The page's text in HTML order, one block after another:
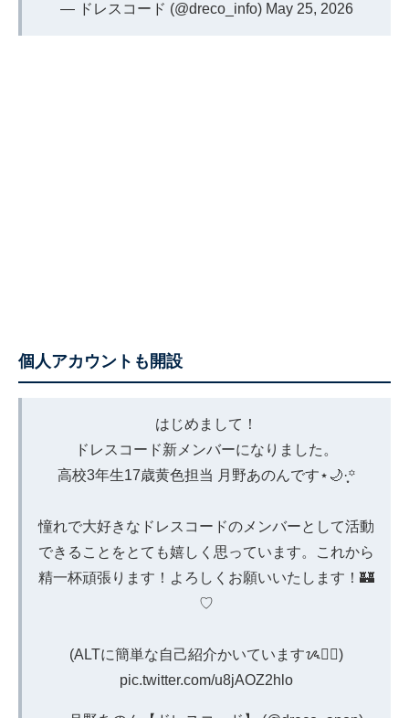
— ドレスコード (@dreco_info) May 25, 2026
個人アカウントも開設
はじめまして！
ドレスコード新メンバーになりました。
高校3年生17歳黄色担当 月野あのんです⋆🌙·̩͙꙳
憧れで大好きなドレスコードのメンバーとして活動
できることをとても嬉しく思っています。これから
精一杯頑張ります！よろしくお願いいたします！🏰
♡
(ALTに簡単な自己紹介かいていますᝰ✍🏻)
pic.twitter.com/u8jAOZ2hlo